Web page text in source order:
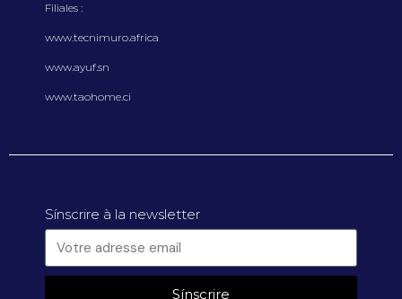
Filiales :
www.tecnimuro.africa
www.ayuf.sn
www.taohome.ci
Sínscrire à la newsletter
Sínscrire